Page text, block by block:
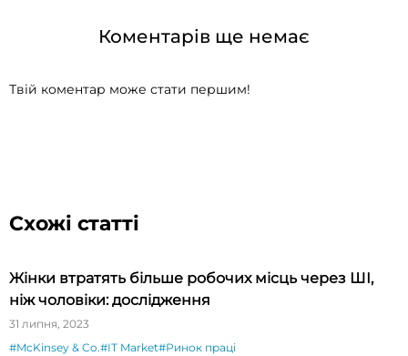
Коментарів ще немає
Твій коментар може стати першим!
Схожі статті
Жінки втратять більше робочих місць через ШІ,
ніж чоловіки: дослідження
31 липня, 2023
#McKinsey & Co.#IT Market#Ринок праці